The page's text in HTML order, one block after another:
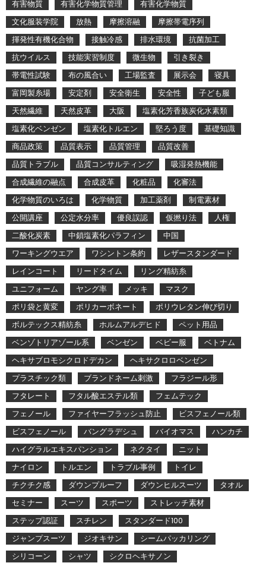
有害物質 有害化学物質管理
有害化学物質
文化服装学院
放熱 摩擦溶融
摩擦帯電序列
揮発性有機化合物
接触冷感 排水環境
抗菌加工
抗ウイルス
技能実習制度 微生物
引き裂き
帯電性試験
布の風合い 工場監査 展示会
寝具
富岡製糸場
安定剤 安全衛生 安全性
子ども服
天然繊維
天然皮革 大阪
塩素化芳香族炭化水素類
塩素化ベンゼン
塩素化トルエン 堅ろう度
基礎知識
商品政策
品質表示 品質管理
品質改善
品質トラブル
品質コンサルティング
吸湿発熱機能
合成繊維の融点
合成皮革 化粧品
化審法
化学物質のいろは
化学物質 加工薬剤
制電素材
公開講座
公定水分率 優良誤認 仮撚り法
人権
二酸化炭素
中鎖塩素化パラフィン
中国
ワーキングウエア
ワシントン条約
レザースタンダード
レインコート
リードタイム
リング精紡糸
ユニフォーム
ヤング率 メッキ
マスク
ポリ袋と黄変
ポリカーボネート
ポリウレタン伸び切り
ボルテックス精紡糸
ホルムアルデヒド
ペット用品
ベンゾトリアゾール系
ベンゼン ベビー服
ベトナム
ヘキサブロモシクロドデカン
ヘキサクロロベンゼン
プラスチック類
ブランドネーム刺激
フラジール形
フタレート
フタル酸エステル類
フェムテック
フェノール
ファイヤーフラッシュ防止
ビスフェノール類
ビスフェノール
バングラデシュ バイオマス
ハンカチ
ハイグラルエキスパンション
ネクタイ
ニット
ナイロン
トルエン トラブル事例
トイレ
チクチク感
ダウンプルーフ ダウンヒルスーツ
タオル
セミナー
スーツ スポーツ
ストレッチ素材
ステップ認証
スチレン
スタンダード100
ジャンプスーツ
ジオキサン
シームパッカリング
シリコーン
シャツ
シクロヘキサノン